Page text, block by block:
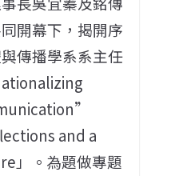
開幕下，揭開序
傳播學系系主任
and a
」。為題做專題